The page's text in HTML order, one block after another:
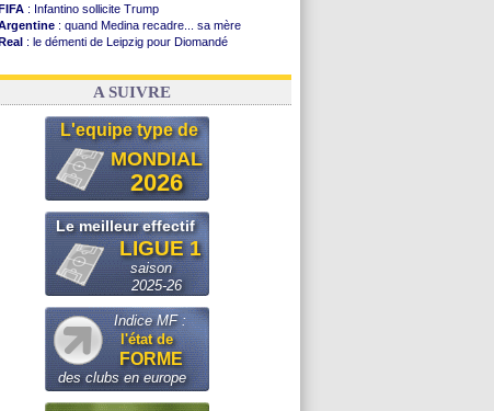
: Infantino sollicite Trump
: quand Medina recadre... sa mère
: le démenti de Leipzig pour Diomandé
: le conseiller d'Infantino démissionne !
A SUIVRE
L'equipe type de
MONDIAL
2026
Le meilleur effectif
LIGUE 1
saison
2025-26
Indice MF :
l'état de
FORME
des clubs en europe